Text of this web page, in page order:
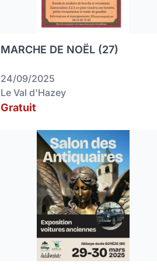
MARCHE DE NOËL (27)
24/09/2025
Le Val d'Hazey
Gratuit